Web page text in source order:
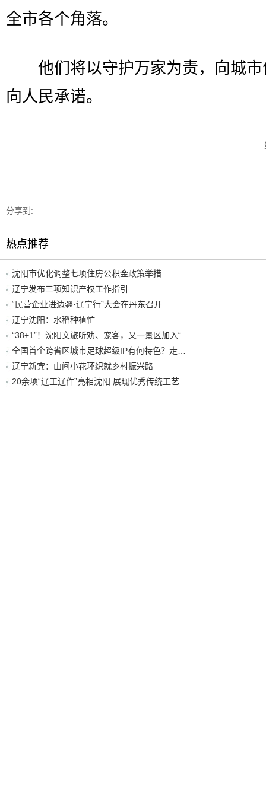
全市各个角落。
他们将以守护万家为责，向城市
向人民承诺。
分享到:
热点推荐
沈阳市优化调整七项住房公积金政策举措
辽宁发布三项知识产权工作指引
“民营企业进边疆·辽宁行”大会在丹东召开
辽宁沈阳：水稻种植忙
辽宁新宾：山间小花环织就乡村振兴路
20余项“辽工辽作”亮相沈阳 展现优秀传统工艺